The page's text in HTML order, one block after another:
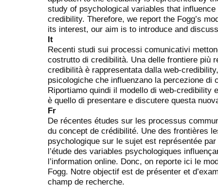
study of psychological variables that
credibility. Therefore, we report the Fogg’s
its interest, our aim is to introduce and
It
Recenti studi sui processi comunicativi
costrutto di credibilità. Una delle frontiere più
credibilità è rappresentata dalla web-
psicologiche che influenzano la percezione di
Riportiamo quindi il modello di web-credibility
è quello di presentare e discutere questa
Fr
De récentes études sur les processus
du concept de crédibilité. Une des frontières
psychologique sur le sujet est représentée
l’étude des variables psychologiques
l’information online. Donc, on reporte ici le
Fogg. Notre objectif est de présenter et
champ de recherche.